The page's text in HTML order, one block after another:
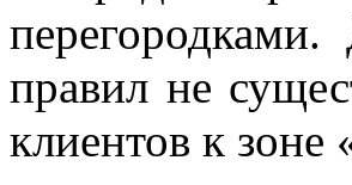
правил не
клиентов к зоне